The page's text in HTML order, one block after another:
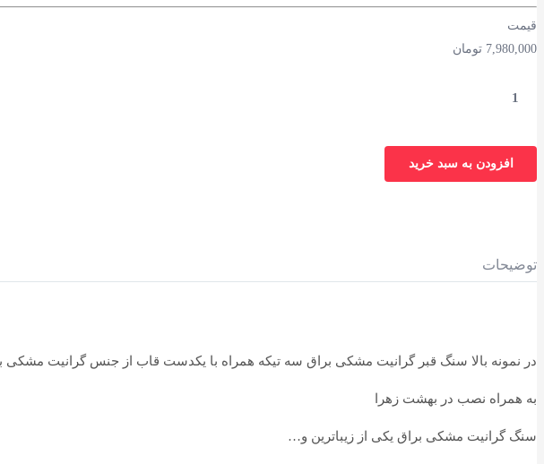
قیمت
7,980,000 تومان
افزودن به سبد خرید
توضیحات
در نمونه بالا سنگ قبر گرانیت مشکی براق سه تیکه همراه با یکدست قاب از جنس گرانیت مشکی
به همراه نصب در بهشت زهرا
سنگ گرانیت مشکی براق یکی از زیباترین و…